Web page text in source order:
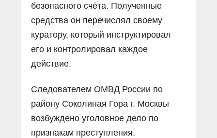
безопасного счёта. Полученные
средства он перечислял своему
куратору, который инструктировал
его и контролировал каждое
действие.
Следователем ОМВД России по
району Соколиная Гора г. Москвы
возбуждено уголовное дело по
признакам преступления,